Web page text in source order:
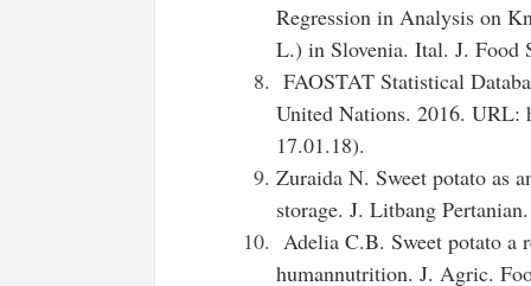
Regression in Analysis on
L.) in Slovenia. Ital. J.
FAOSTAT Statistical
United Nations. 2016. URL:
17.01.18).
Zuraida N. Sweet potato as
storage. J. Litbang
Adelia C.B. Sweet potato a
humannutrition. J. Agric.